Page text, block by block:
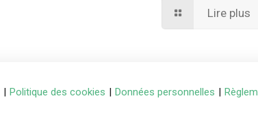
Lire plus
| Politique des cookies | Données personnelles |